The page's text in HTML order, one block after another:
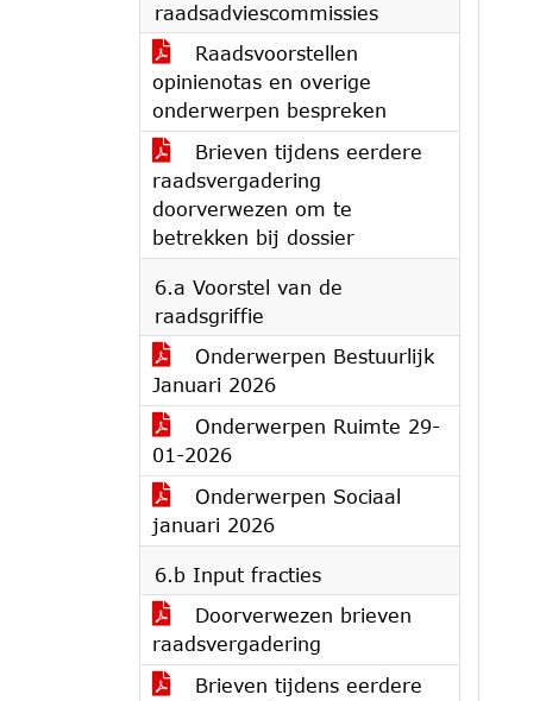
raadsadviescommissies
Raadsvoorstellen
opinienotas en overige
onderwerpen bespreken
Brieven tijdens eerdere
raadsvergadering
doorverwezen om te
betrekken bij dossier
6.a Voorstel van de
raadsgriffie
Onderwerpen Bestuurlijk
Januari 2026
Onderwerpen Ruimte 29-
01-2026
Onderwerpen Sociaal
januari 2026
6.b Input fracties
Doorverwezen brieven
raadsvergadering
Brieven tijdens eerdere